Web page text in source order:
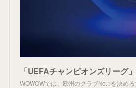
WOWOWでは、欧州のクラブNo.1を決め